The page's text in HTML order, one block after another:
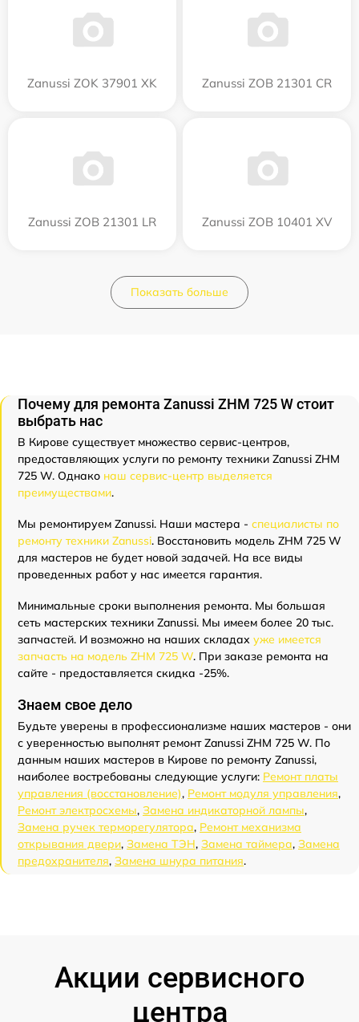
Zanussi ZOK 37901 XK Zanussi ZOB 21301 CR
Zanussi ZOB 21301 LR Zanussi ZOB 10401 XV
Показать больше
Почему для ремонта Zanussi ZHM 725 W стоит
выбрать нас
В Кирове существует множество сервис-центров,
предоставляющих услуги по ремонту техники Zanussi ZHM
725 W. Однако наш сервис-центр выделяется
преимуществами.
Мы ремонтируем Zanussi. Наши мастера - специалисты по
ремонту техники Zanussi. Восстановить модель ZHM 725 W
для мастеров не будет новой задачей. На все виды
проведенных работ у нас имеется гарантия.
Минимальные сроки выполнения ремонта. Мы большая
сеть мастерских техники Zanussi. Мы имеем более 20 тыс.
запчастей. И возможно на наших складах уже имеется
запчасть на модель ZHM 725 W. При заказе ремонта на
сайте - предоставляется скидка -25%.
Знаем свое дело
Будьте уверены в профессионализме наших мастеров - они
с уверенностью выполнят ремонт Zanussi ZHM 725 W. По
данным наших мастеров в Кирове по ремонту Zanussi,
наиболее востребованы следующие услуги: Ремонт платы
управления (восстановление), Ремонт модуля управления,
Ремонт электросхемы, Замена индикаторной лампы,
Замена ручек терморегулятора, Ремонт механизма
открывания двери, Замена ТЭН, Замена таймера, Замена
предохранителя, Замена шнура питания.
Акции сервисного
центра